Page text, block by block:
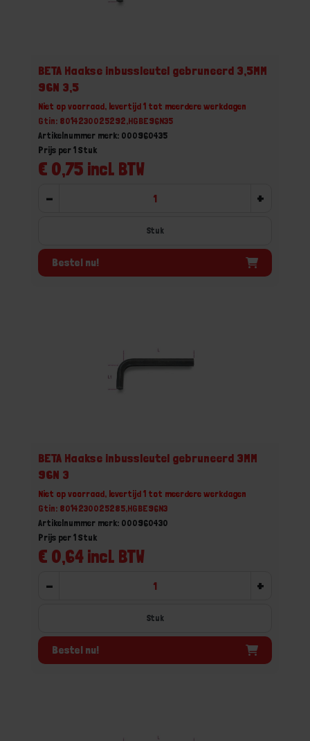
BETA Haakse inbussleutel gebruneerd 3,5MM
96N 3,5
Niet op voorraad, levertijd 1 tot meerdere werkdagen
Gtin: 8014230025292,HGBE96N35
Artikelnummer merk: 000960435
€ 0,75 incl. BTW
Prijs per 1 Stuk
- +
Stuk
Bestel nu!
BETA Haakse inbussleutel gebruneerd 3MM
96N 3
Niet op voorraad, levertijd 1 tot meerdere werkdagen
Gtin: 8014230025285,HGBE96N3
Artikelnummer merk: 000960430
€ 0,64 incl. BTW
Prijs per 1 Stuk
- +
Stuk
Bestel nu!